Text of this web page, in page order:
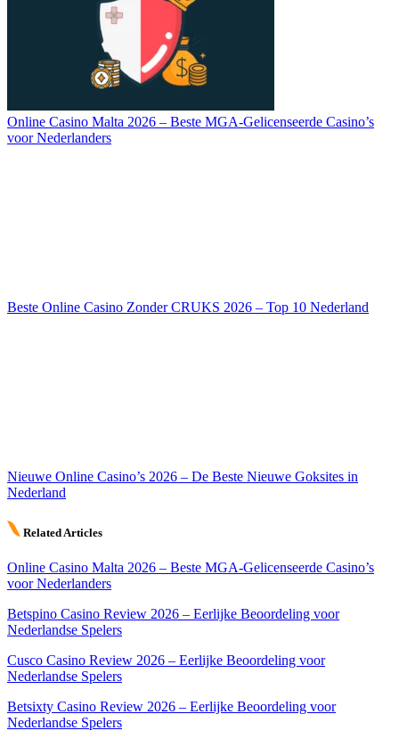
Online Casino Malta 2026 – Beste MGA-Gelicenseerde Casino’s
voor Nederlanders
Beste Online Casino Zonder CRUKS 2026 – Top 10 Nederland
Nieuwe Online Casino’s 2026 – De Beste Nieuwe Goksites in
Nederland
Related Articles
Online Casino Malta 2026 – Beste MGA-Gelicenseerde Casino’s
voor Nederlanders
Betspino Casino Review 2026 – Eerlijke Beoordeling voor
Nederlandse Spelers
Cusco Casino Review 2026 – Eerlijke Beoordeling voor
Nederlandse Spelers
Betsixty Casino Review 2026 – Eerlijke Beoordeling voor
Nederlandse Spelers